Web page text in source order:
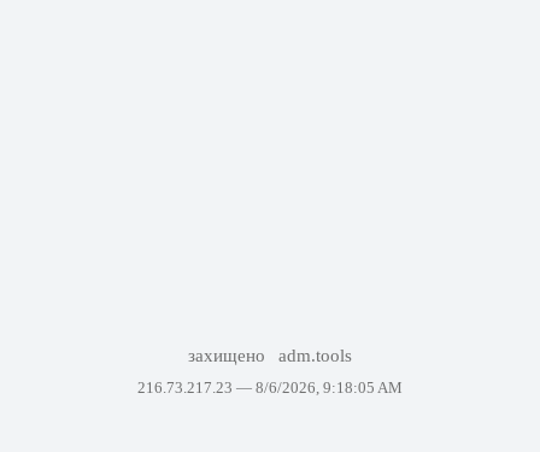
захищено adm.tools
216.73.217.23 — 8/6/2026, 9:18:05 AM